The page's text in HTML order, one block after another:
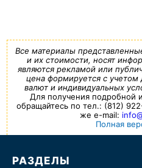
Все материалы
и их стоимости, носят
являются рекламой или
цена формируется с учетом
валют и индивидуальных
Для получения подробной
обращайтесь по тел.: (812)
же e-mail:
Полная
РАЗДЕЛЫ